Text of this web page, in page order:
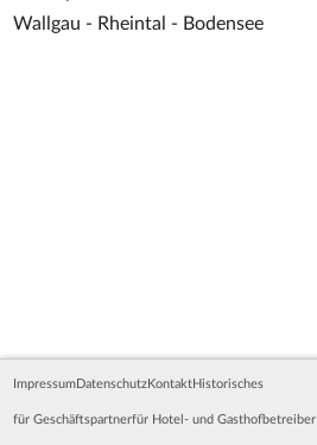
Wallgau - Rheintal - Bodensee
Impressum Datenschutz Kontakt Historisches
für Geschäftspartnerfür Hotel- und Gasthofbetreiber